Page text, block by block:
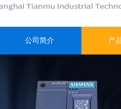
公司简介 产